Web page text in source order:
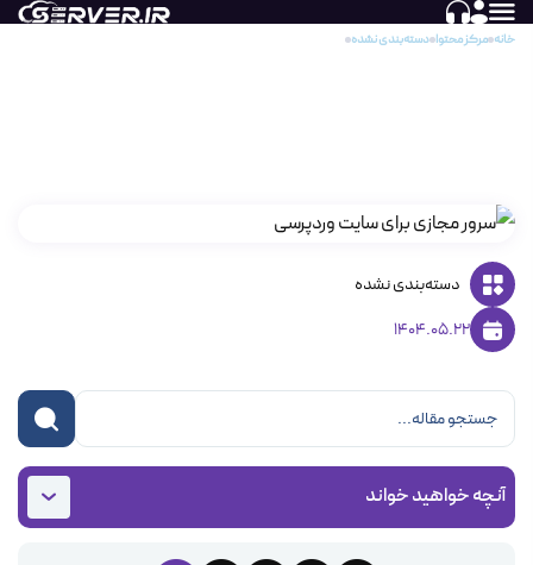
خانه مرکز محتوا دسته‌بندی نشده
دسته‌بندی نشده
1404.05.22
آنچه خواهید خواند